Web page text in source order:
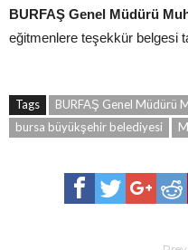
BURFAŞ Genel Müdürü
eğitmenlere teşekkür belgesi
Tags
BURFAŞ Genel Müdürü
bursa büyükşehir belediyesi